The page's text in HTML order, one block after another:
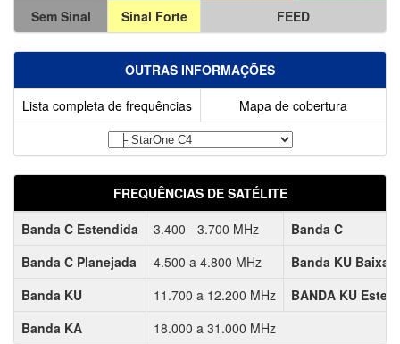
Sem Sinal
Sinal Forte FEED
OUTRAS INFORMAÇÕES
Lista completa de frequências
Mapa de cobertura
FREQUÊNCIAS DE SATÉLITE
Banda C Estendida
3.400 - 3.700 MHz
Banda C
Banda C Planejada
4.500 a 4.800 MHz
Banda KU Baixa
Banda KU
11.700 a 12.200 MHz
BANDA KU
Banda KA
18.000 a 31.000 MHz